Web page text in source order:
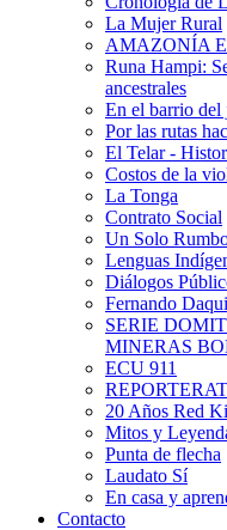
La Mujer Rural
AMAZONÍA
Runa Hampi:
ancestrales
En el barrio del
Por las rutas
El Telar -
Costos de la
La Tonga
Contrato Social
Un Solo
Lenguas
Diálogos
Fernando
SERIE
MINERAS
ECU 911
20 Años Red
Mitos y
Punta de flecha
Laudato Sí
En casa y
Contacto